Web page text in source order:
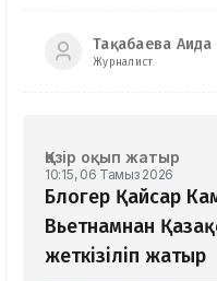
Тақабаева Аида
Журналист
Қазір оқып жатыр
10:15, 06 Тамыз 2026
Блогер Қайсар
Вьетнамнан
жеткізіліп жатыр